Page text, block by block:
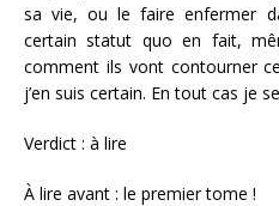
sa vie, ou le faire enfermer
certain statut quo en fait,
comment ils vont contourner
j’en suis certain. En tout cas je
Verdict : à lire
À lire avant : le premier tome !